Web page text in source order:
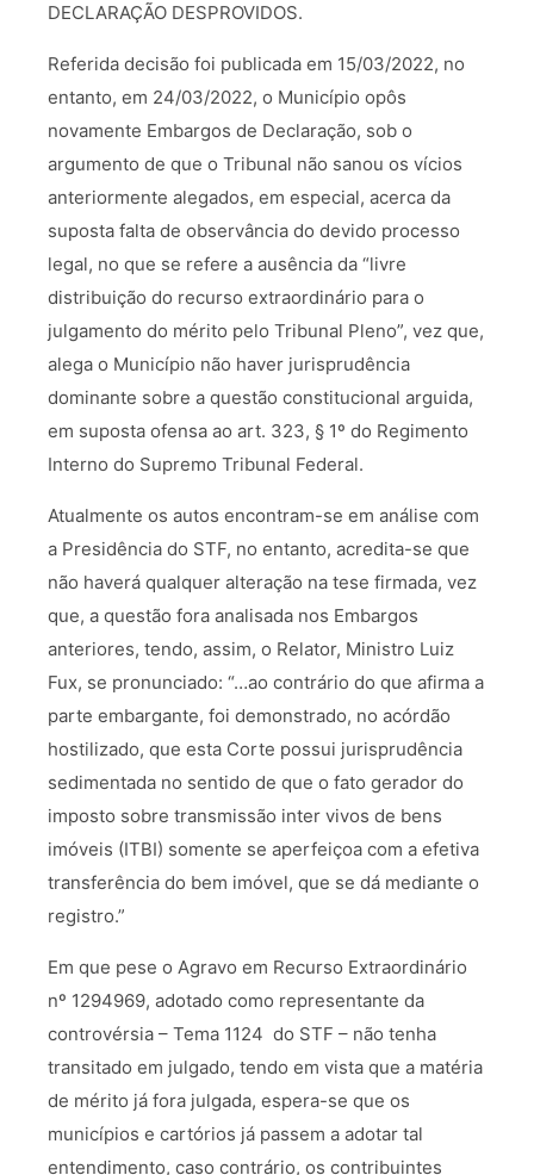
DECLARAÇÃO DESPROVIDOS.
Referida decisão foi publicada em 15/03/2022, no
entanto, em 24/03/2022, o Município opôs
novamente Embargos de Declaração, sob o
argumento de que o Tribunal não sanou os vícios
anteriormente alegados, em especial, acerca da
suposta falta de observância do devido processo
legal, no que se refere a ausência da “livre
distribuição do recurso extraordinário para o
julgamento do mérito pelo Tribunal Pleno”, vez que,
alega o Município não haver jurisprudência
dominante sobre a questão constitucional arguida,
em suposta ofensa ao art. 323, § 1º do Regimento
Interno do Supremo Tribunal Federal.
Atualmente os autos encontram-se em análise com
a Presidência do STF, no entanto, acredita-se que
não haverá qualquer alteração na tese firmada, vez
que, a questão fora analisada nos Embargos
anteriores, tendo, assim, o Relator, Ministro Luiz
Fux, se pronunciado: “…ao contrário do que afirma a
parte embargante, foi demonstrado, no acórdão
hostilizado, que esta Corte possui jurisprudência
sedimentada no sentido de que o fato gerador do
imposto sobre transmissão inter vivos de bens
imóveis (ITBI) somente se aperfeiçoa com a efetiva
transferência do bem imóvel, que se dá mediante o
registro.”
Em que pese o Agravo em Recurso Extraordinário
nº 1294969, adotado como representante da
controvérsia – Tema 1124 do STF – não tenha
transitado em julgado, tendo em vista que a matéria
de mérito já fora julgada, espera-se que os
municípios e cartórios já passem a adotar tal
entendimento, caso contrário, os contribuintes